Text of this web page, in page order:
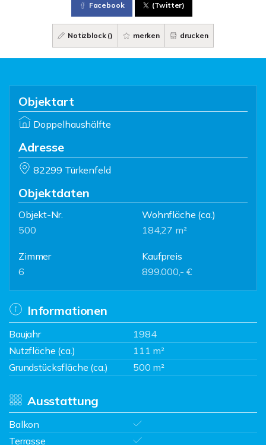
Facebook (Twitter)
Notizblock () merken drucken
Objektart
Doppelhaushälfte
Adresse
82299 Türkenfeld
Objektdaten
Objekt-Nr.
500
Wohnfläche (ca.)
184,27 m²
Zimmer
6
Kaufpreis
899.000,- €
Informationen
Baujahr
1984
Nutzfläche (ca.)
111 m²
Grundstücksfläche (ca.)
500 m²
Ausstattung
Balkon
Terrasse